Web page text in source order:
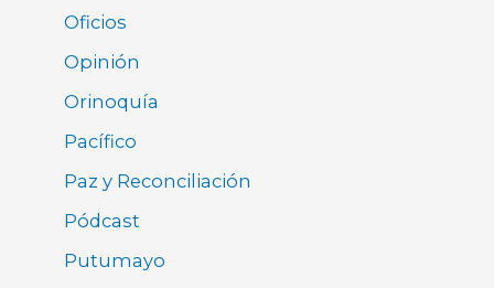
Oficios
Opinión
Orinoquía
Pacífico
Paz y Reconciliación
Pódcast
Putumayo